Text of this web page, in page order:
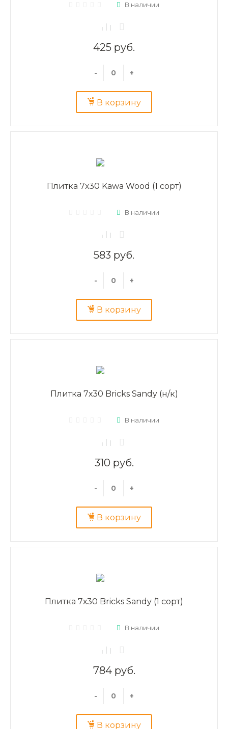
В наличии
425 руб.
- +
В корзину
Плитка 7х30 Kawa Wood (1 сорт)
В наличии
583 руб.
- +
В корзину
Плитка 7х30 Bricks Sandy (н/к)
В наличии
310 руб.
- +
В корзину
Плитка 7х30 Bricks Sandy (1 сорт)
В наличии
784 руб.
- +
В корзину